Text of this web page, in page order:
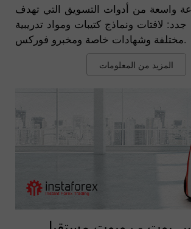
واسعة من أدوات التسويق التي تهدف
لافتات ونماذج كتيبات ومواد تدريبية
مختلفة وشهادات خاصة ومخبرو فوركس.
المزيد من المعلومات